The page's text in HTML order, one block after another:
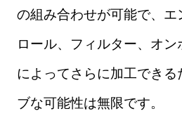
の組み合わせが可能で、エ
ロール、フィルター、オン
によってさらに加工できる
ブな可能性は無限です。